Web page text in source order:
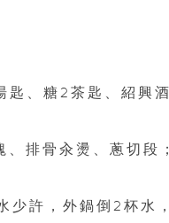
匙、糖2茶匙、紹興
排骨汆燙、蔥切段
少許，外鍋倒2杯水